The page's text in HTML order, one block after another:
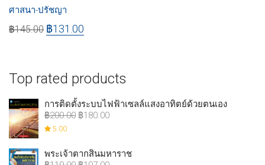
ศาสนา-ปรัชญา
฿145.00 ฿131.00
Top rated products
การติดตั้งระบบไฟฟ้าเซลล์แสงอาทิตย์ด้วยตนเอง
฿200.00 ฿180.00
5.00
พระเจ้าตากสินมหาราช